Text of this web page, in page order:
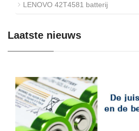
LENOVO 42T4581 batterij
Laatste nieuws